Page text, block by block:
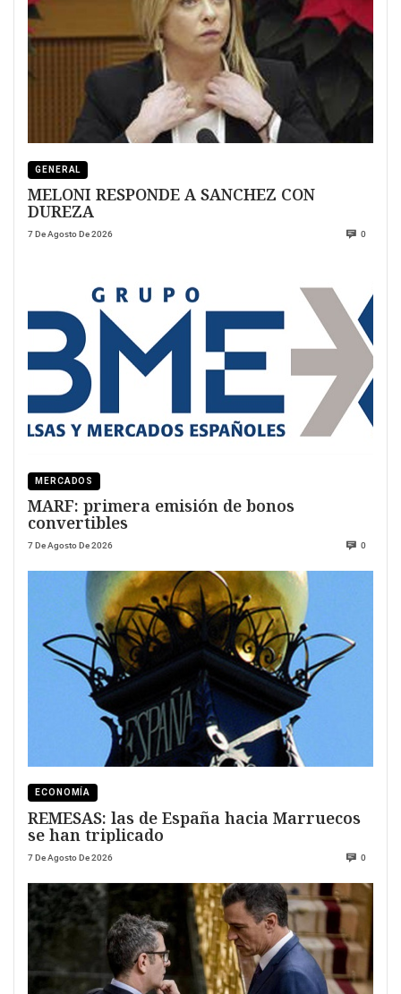
GENERAL
MELONI RESPONDE A SANCHEZ CON
DUREZA
7 De Agosto De 2026 0
MERCADOS
MARF: primera emisión de bonos
convertibles
7 De Agosto De 2026 0
ECONOMÍA
REMESAS: las de España hacia Marruecos
se han triplicado
7 De Agosto De 2026 0